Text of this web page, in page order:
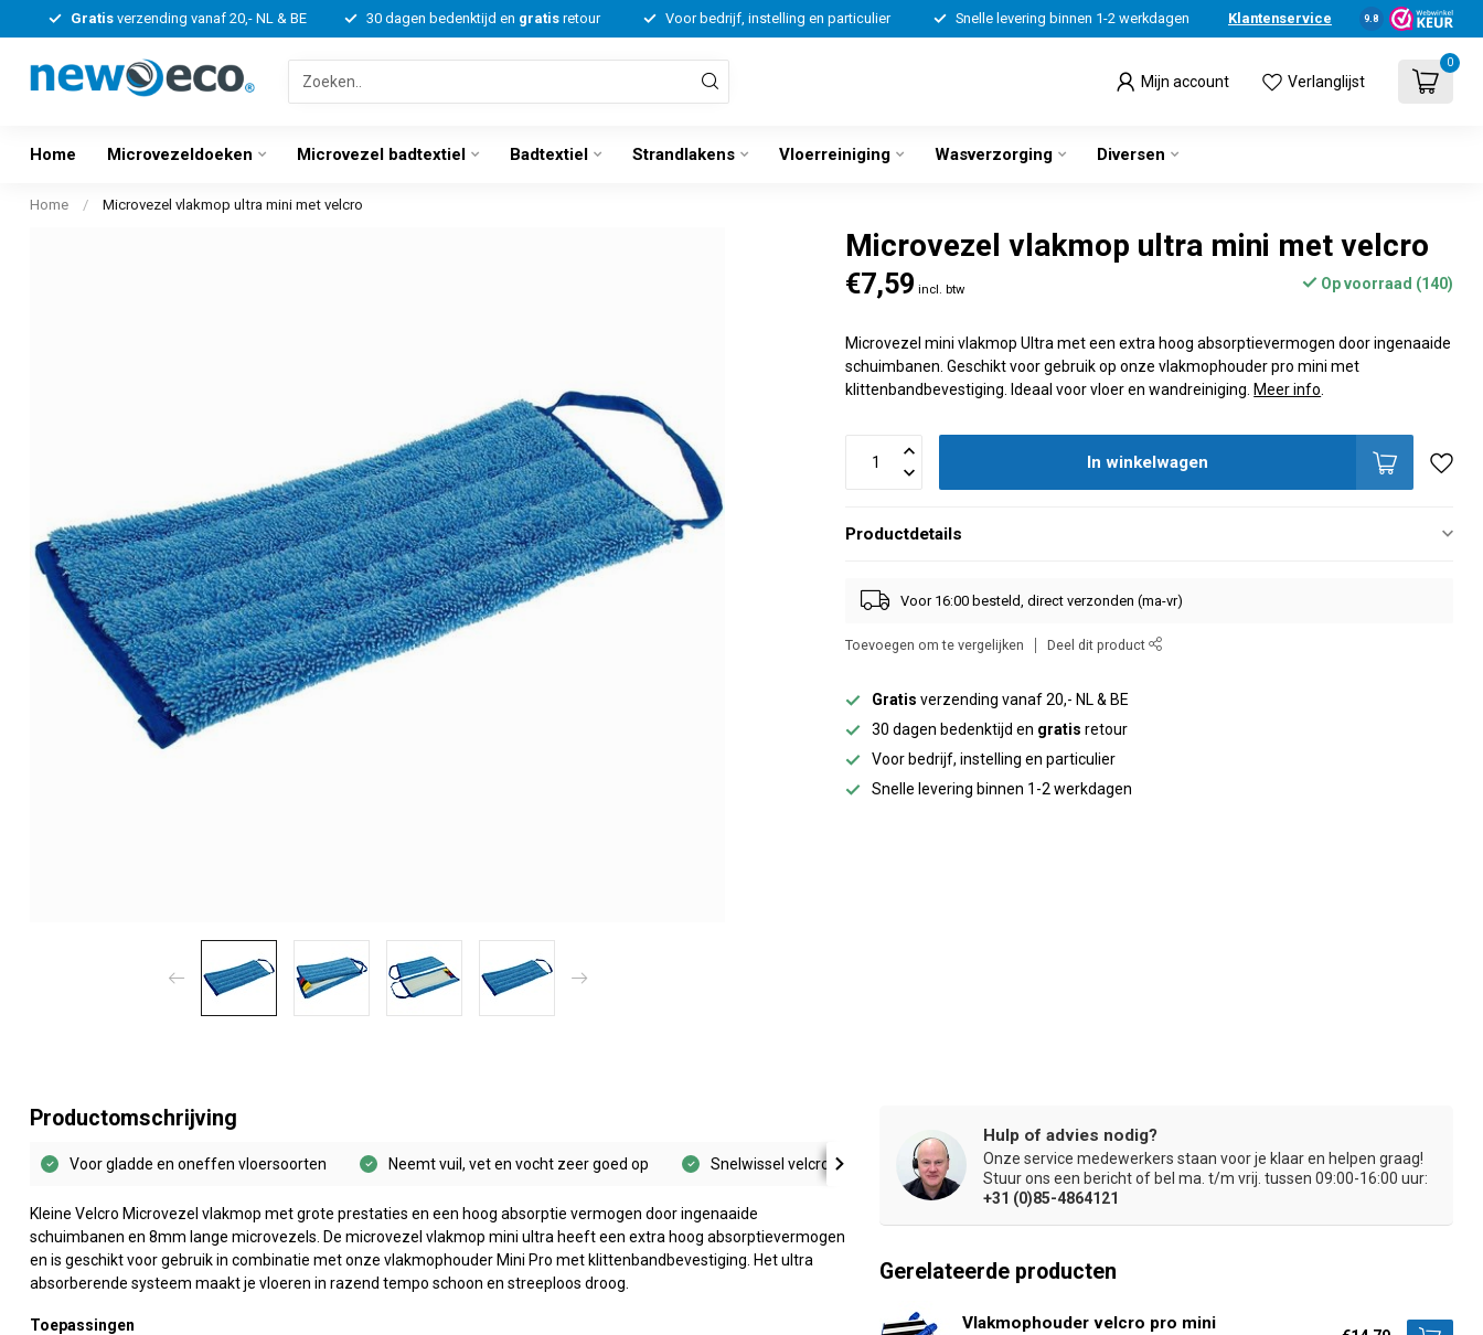
Gratisverzending vanaf 20,- NL & BE 30 dagen bedenktijd en gratisretour Voor bedrijf, instelling en particulier Snelle levering binnen 1-2 werkdagen Klantenservice 9.8
Mijn account Verlanglijst
0
Home Microvezeldoeken Microvezel badtextiel Badtextiel Strandlakens Vloerreiniging Wasverzorging Diversen
Home / Microvezel vlakmop ultra mini met velcro
Microvezel vlakmop ultra mini met velcro
€7,59 incl. btw Op voorraad (140)
Microvezel mini vlakmop Ultra met een extra hoog absorptievermogen door ingenaaide
schuimbanen. Geschikt voor gebruik op onze vlakmophouder pro mini met
klittenbandbevestiging. Ideaal voor vloer en wandreiniging. Meer info
In winkelwagen
Productdetails
Voor 16:00 besteld, direct verzonden (ma-vr)
Toevoegen om te vergelijken Deel dit product
Gratis verzending vanaf 20,- NL & BE
30 dagen bedenktijd en gratis retour
Voor bedrijf, instelling en particulier
Snelle levering binnen 1-2 werkdagen
Productomschrijving
Voor gladde en oneffen vloersoorten Neemt vuil, vet en vocht zeer goed op Snelwissel velcro klittenbandbevestiging Voor vochtig en klam- vochtig gebruik Topkwaliteit
Kleine Velcro Microvezel vlakmop met grote prestaties en een hoog absorptie vermogen door ingenaaide
schuimbanen en 8mm lange microvezels. De microvezel vlakmop mini ultra heeft een extra hoog absorptievermogen
en is geschikt voor gebruik in combinatie met onze vlakmophouder Mini Pro met klittenbandbevestiging. Het ultra
absorberende systeem maakt je vloeren in razend tempo schoon en streeploos droog.
Toepassingen
Hulp of advies nodig?
Onze service medewerkers staan voor je klaar en helpen graag!
Stuur ons een bericht of bel ma. t/m vrij. tussen 09:00-16:00 uur:
+31 (0)85-4864121
Gerelateerde producten
Vlakmophouder velcro pro mini